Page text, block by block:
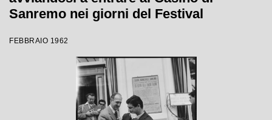
Sanremo nei giorni del Festival
FEBBRAIO 1962